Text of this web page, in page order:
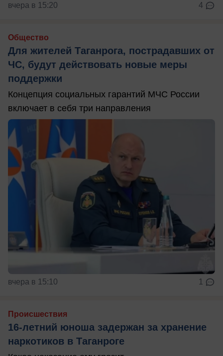
вчера в 15:20 4
Общество
Для жителей Таганрога, пострадавших от
ЧС, будут действовать новые меры
поддержки
Концепция социальных гарантий МЧС России
включает в себя три направления
вчера в 15:10 1
Происшествия
16-летний юноша задержан за хранение
наркотиков в Таганроге